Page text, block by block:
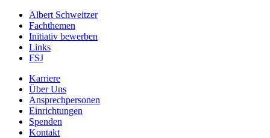
Albert Schweitzer
Fachthemen
Initiativ bewerben
Links
FSJ
Karriere
Über Uns
Ansprechpersonen
Einrichtungen
Spenden
Kontakt